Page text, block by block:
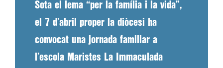
Sota el lema “per la família i la vida”,
el 7 d’abril proper la diòcesi ha
convocat una jornada familiar a
l’escola Maristes La Immaculada